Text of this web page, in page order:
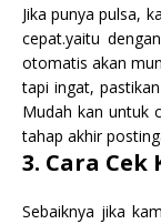
Jika punya pulsa,
cepat.yaitu
otomatis akan
tapi ingat,
Mudah kan untuk
tahap akhir
3. Cara
Sebaiknya jika